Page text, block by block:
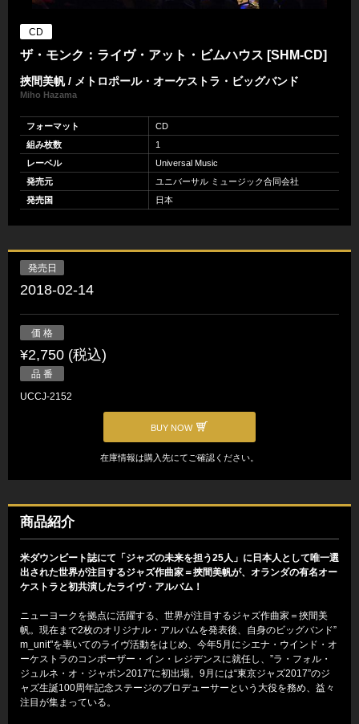
CD
ザ・モンク：ライヴ・アット・ビムハウス [SHM-CD]
挾間美帆 / メトロポール・オーケストラ・ビッグバンド
Miho Hazama
フォーマット
CD
組み枚数
1
レーベル
Universal Music
発売元
ユニバーサル ミュージック合同会社
発売国
日本
発売日
2018-02-14
価 格
¥2,750 (税込)
品 番
UCCJ-2152
BUY NOW
在庫情報は購入先にてご確認ください。
商品紹介
米ダウンビート誌にて「ジャズの未来を担う25人」に日本人として唯一選
出された世界が注目するジャズ作曲家＝挾間美帆が、オランダの有名オー
ケストラと初共演したライヴ・アルバム！
ニューヨークを拠点に活躍する、世界が注目するジャズ作曲家＝挾間美
帆。現在まで2枚のオリジナル・アルバムを発表後、自身のビッグバンド”
m_unit"を率いてのライヴ活動をはじめ、今年5月にシエナ・ウインド・オ
ーケストラのコンポーザー・イン・レジデンスに就任し、”ラ・フォル・
ジュルネ・オ・ジャポン2017”に初出場。9月には“東京ジャズ2017”のジ
ャズ生誕100周年記念ステージのプロデューサーという大役を務め、益々
注目が集まっている。